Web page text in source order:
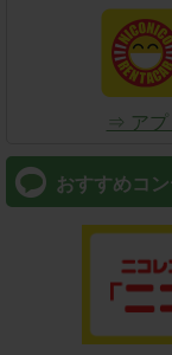
⇒ アプ
おすすめコ